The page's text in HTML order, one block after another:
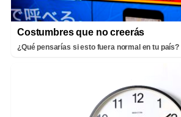
Costumbres que no creerás
¿Qué pensarías si esto fuera normal en tu país?